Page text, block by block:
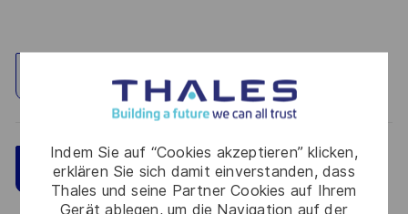
Indem Sie auf “Cookies akzeptieren” klicken,
erklären Sie sich damit einverstanden, dass
Thales und seine Partner Cookies auf Ihrem
Gerät ablegen, um die Navigation auf der
Standort erkunden
Jetzt bewerben Speichern